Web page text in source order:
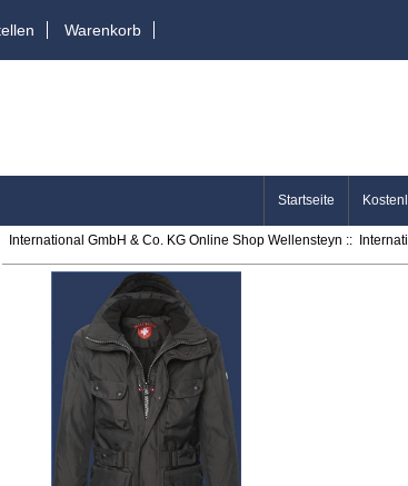
Warenkorb
Startseite
International GmbH & Co. KG Online Shop Wellensteyn ::